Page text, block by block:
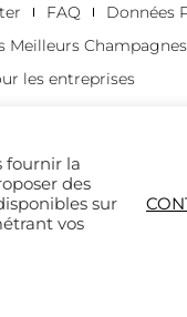
FAQ Données
Meilleurs Champagnes
les entreprises
fournir la
des
sur
vos